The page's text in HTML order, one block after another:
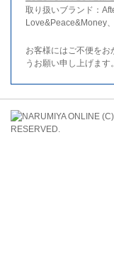
取り扱いブランド：
Love&Peace&Money
お客様にはご不便をお
うお願い申し上げます。